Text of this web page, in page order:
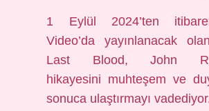
1 Eylül 2024’ten
Video’da yayınlanacak
Last Blood, John
hikayesini muhteşem ve
sonuca ulaştırmayı